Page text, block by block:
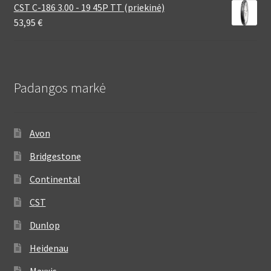
CST C-186 3.00 - 19 45P TT (priekinė)
53,95 €
Padangos markė
Avon
Bridgestone
Continental
CST
Dunlop
Heidenau